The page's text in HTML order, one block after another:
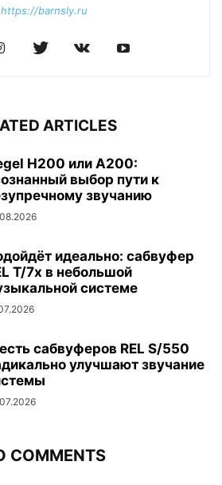
https://barnsly.ru
ARTICLES
H200 или A200:
выбор пути к
звучанию
идеально: сабвуфер
T/7x в небольшой
системе
сабвуферов REL S/550
улучшают звучание
COMMENTS